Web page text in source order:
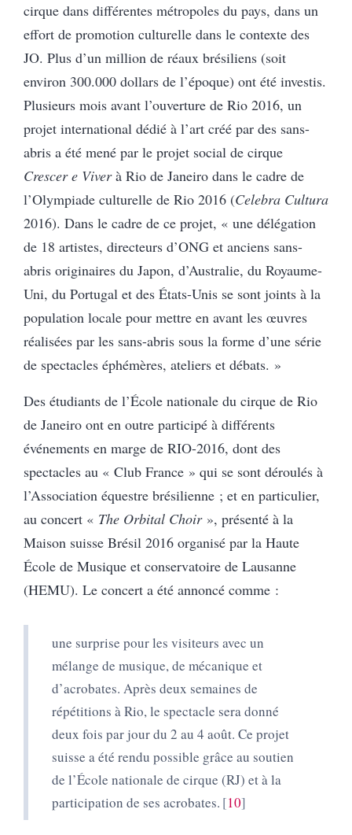
cirque dans différentes métropoles du pays, dans un
effort de promotion culturelle dans le contexte des
JO. Plus d’un million de réaux brésiliens (soit
environ 300.000 dollars de l’époque) ont été investis.
Plusieurs mois avant l’ouverture de Rio 2016, un
projet international dédié à l’art créé par des sans-
abris a été mené par le projet social de cirque
Crescer e Viverà Rio de Janeiro dans le cadre de
l’Olympiade culturelle de Rio 2016 (Celebra Cultura
2016). Dans le cadre de ce projet, « une délégation
de 18 artistes, directeurs d’ONG et anciens sans-
abris originaires du Japon, d’Australie, du Royaume-
Uni, du Portugal et des États-Unis se sont joints à la
population locale pour mettre en avant les œuvres
réalisées par les sans-abris sous la forme d’une série
de spectacles éphémères, ateliers et débats. »
Des étudiants de l’École nationale du cirque de Rio
de Janeiro ont en outre participé à différents
événements en marge de RIO-2016, dont des
spectacles au « Club France » qui se sont déroulés à
l’Association équestre brésilienne ; et en particulier,
au concert « The Orbital Choir», présenté à la
Maison suisse Brésil 2016 organisé par la Haute
École de Musique et conservatoire de Lausanne
(HEMU). Le concert a été annoncé comme :
une surprise pour les visiteurs avec un
mélange de musique, de mécanique et
d’acrobates. Après deux semaines de
répétitions à Rio, le spectacle sera donné
deux fois par jour du 2 au 4 août. Ce projet
suisse a été rendu possible grâce au soutien
de l’École nationale de cirque (RJ) et à la
participation de ses acrobates. 10